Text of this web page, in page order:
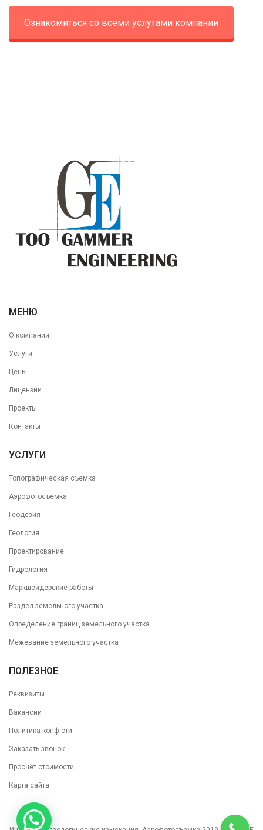
Ознакомиться со всеми услугами компании
МЕНЮ
О компании
Услуги
Цены
Лицензии
Проекты
Контакты
УСЛУГИ
Топографическая съемка
Аэрофотосъемка
Геодезия
Геология
Проектирование
Гидрология
Маркшейдерские работы
Раздел земельного участка
Определение границ земельного участка
Межевание земельного участка
ПОЛЕЗНОЕ
Реквизиты
Вакансии
Политика конф-сти
Заказать звонок
Просчёт стоимости
Карта сайта